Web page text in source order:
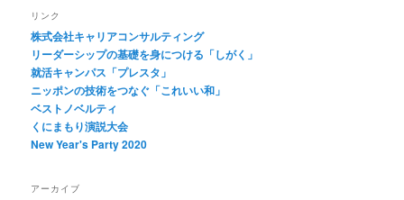
リンク
株式会社キャリアコンサルティング
リーダーシップの基礎を身につける「しがく」
就活キャンパス「プレスタ」
ニッポンの技術をつなぐ「これいい和」
ベストノベルティ
くにまもり演説大会
New Year's Party 2020
アーカイブ